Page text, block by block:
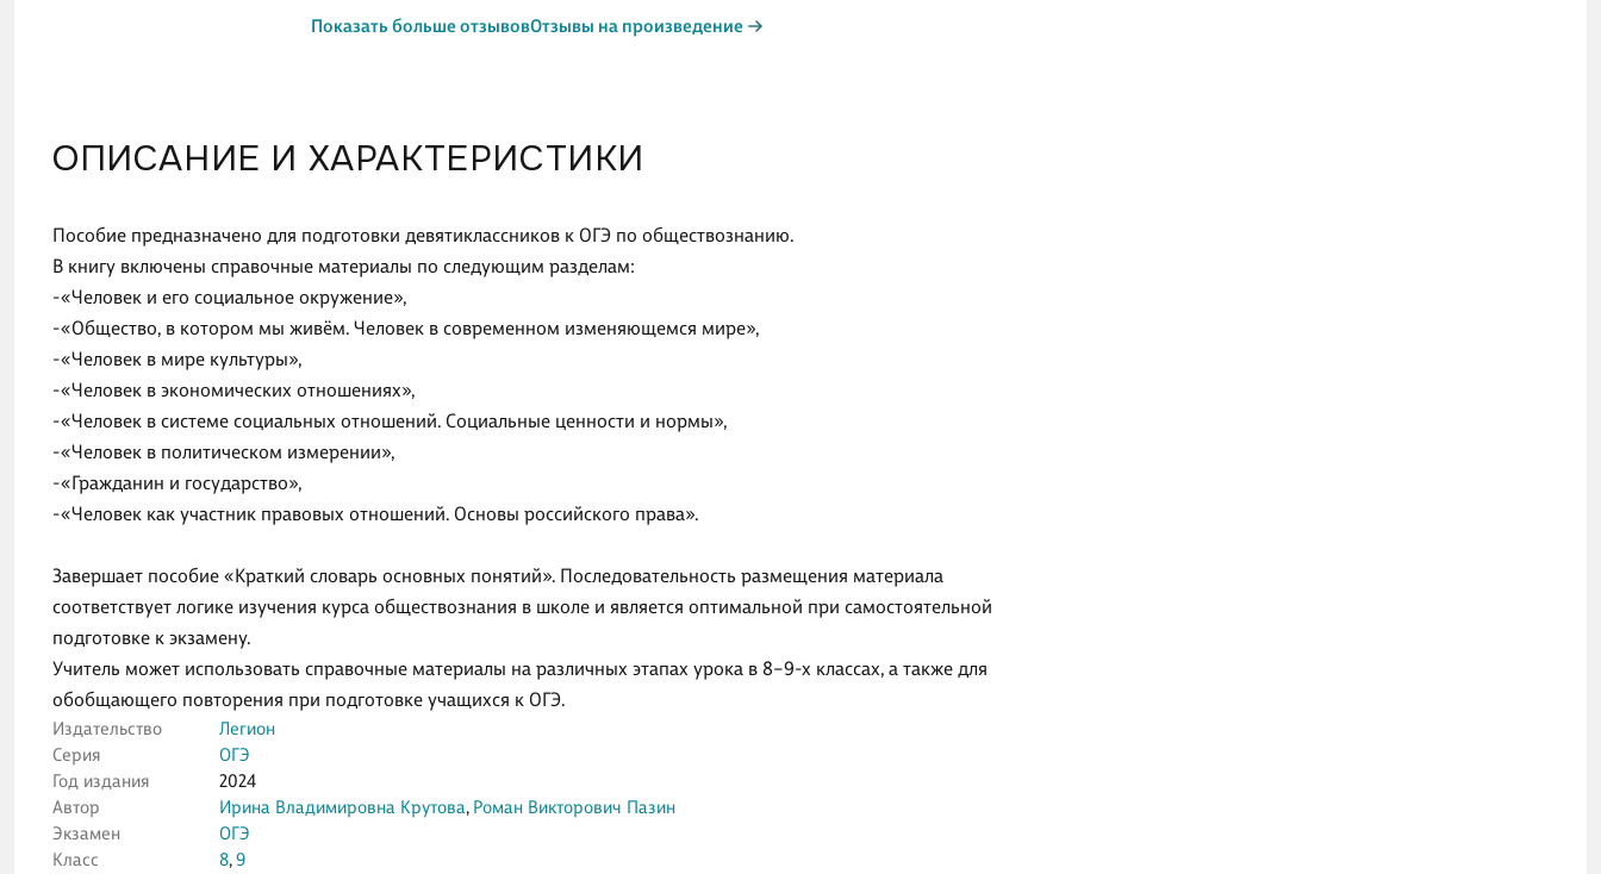
ОПИСАНИЕ И ХАРАКТЕРИСТИКИ
Пособие предназначено для подготовки девятиклассников к ОГЭ по обществознанию.
В книгу включены справочные материалы по следующим разделам:
-«Человек и его социальное окружение»,
-«Общество, в котором мы живём. Человек в современном изменяющемся мире»,
-«Человек в мире культуры»,
-«Человек в экономических отношениях»,
-«Человек в системе социальных отношений. Социальные ценности и нормы»,
-«Человек в политическом измерении»,
-«Гражданин и государство»,
-«Человек как участник правовых отношений. Основы российского права».
Завершает пособие «Краткий словарь основных понятий». Последовательность размещения материала
соответствует логике изучения курса обществознания в школе и является оптимальной при самостоятельной
подготовке к экзамену.
Учитель может использовать справочные материалы на различных этапах урока в 8–9-х классах, а также для
обобщающего повторения при подготовке учащихся к ОГЭ.
Издательство
Легион
Серия
ОГЭ
Год издания
2024
Автор
Ирина Владимировна Крутова, Роман Викторович Пазин
Экзамен
ОГЭ
Класс
8,9
Показать больше отзывовОтзывы на произведение